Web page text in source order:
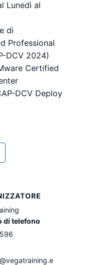
Lunedì al
di
Professional
DCV 2024)
Certified
DCV Deploy
di telefono